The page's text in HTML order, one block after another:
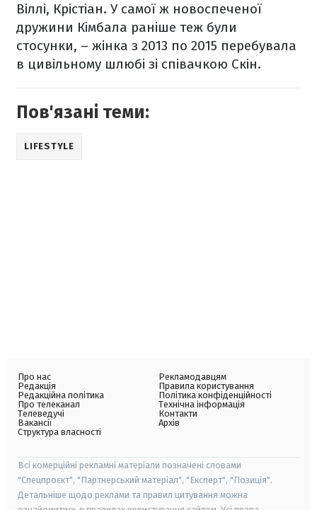
Віллі, Крістіан. У самої ж новоспеченої
дружини Кімбала раніше теж були
стосунки, – жінка з 2013 по 2015 перебувала
в цивільному шлюбі зі співачкою Скін.
Пов'язані теми:
LIFESTYLE
Про нас
Редакція
Редакційна політика
Про телеканал
Телеведучі
Вакансії
Структура власності
Рекламодавцям
Правила користування
Політика конфіденційності
Технічна інформація
Контакти
Архів
Всі комерційні рекламні матеріали позначені словами
"Спецпроєкт", "Партнерський матеріал", "Експерт", "Позиція".
Детальніше щодо реклами та правил цитування можна